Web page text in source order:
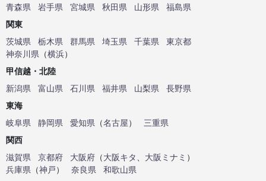
青森県
岩手県 宮城県 秋田県 山形県
福島県
関東
茨城県
栃木県 群馬県 埼玉県 千葉県
東京都
神奈川県 （横浜）
甲信越・北陸
新潟県
富山県 石川県 福井県 山梨県
長野県
東海
岐阜県
静岡県 愛知県 （名古屋）
三重県
関西
滋賀県
京都府 大阪府 （大阪キタ 大阪ミナミ ）
兵庫県 （神戸） 奈良県
和歌山県